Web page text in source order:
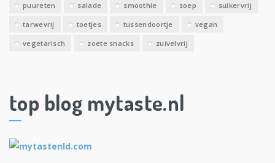
puureten salade smoothie soep suikervrij
tarwevrij toetjes tussendoortje vegan
vegetarisch zoete snacks zuivelvrij
top blog mytaste.nl